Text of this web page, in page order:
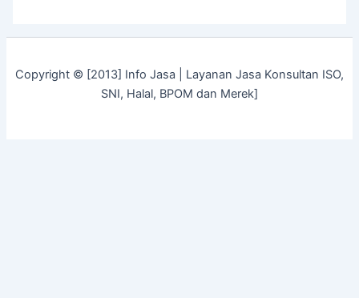
Copyright © [2013] Info Jasa | Layanan Jasa Konsultan ISO,
SNI, Halal, BPOM dan Merek]